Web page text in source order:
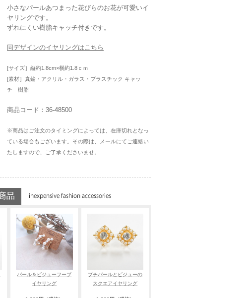
小さなパールあつまった花びらのお花が可愛いイ
ヤリングです。
ずれにくい樹脂キャッチ付きです。
同デザインのイヤリングはこちら
[サイズ］縦約1.8cm×横約1.8ｃｍ
[素材］真鍮・アクリル・ガラス・プラスチック キャッ
チ 樹脂
商品コード：36-48500
※商品はご注文のタイミングによっては、在庫切れとなっ
ている場合もございます。その際は、メールにてご連絡い
たしますので、ご了承くださいませ。
パール＆ビジューフープ
イヤリング
プチパールとビジューの
スクエアイヤリング